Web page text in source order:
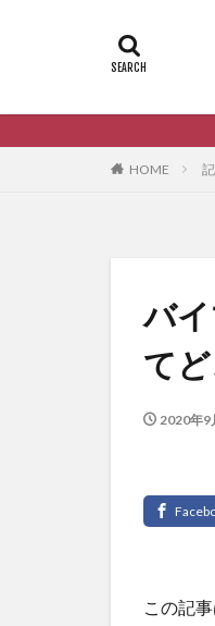
HOME
バ
て
2020年9
この記